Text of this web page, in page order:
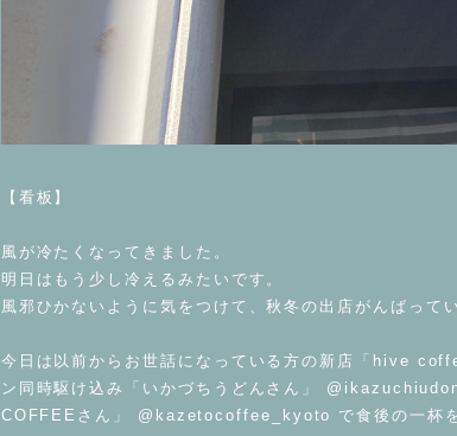
【看板】
風が冷たくなってきました。
明日はもう少し冷えるみたいです。
風邪ひかないように気をつけて、秋冬の出店がんばって
今日は以前からお世話になっている方の新店「hive
ン同時駆け込み「いかづちうどんさん」
COFFEEさん」 @kazetocoffee_kyoto で食後の一杯を